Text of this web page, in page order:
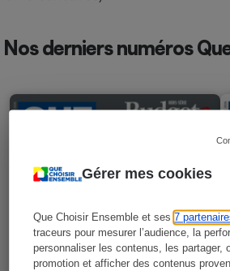
Gérer mes cookies
Que Choisir Ensemble et ses7
traceurs pour mesurer l’audience, la
personnaliser les contenus, les partager,
promotion et afficher des contenus
Nos derniers numéros